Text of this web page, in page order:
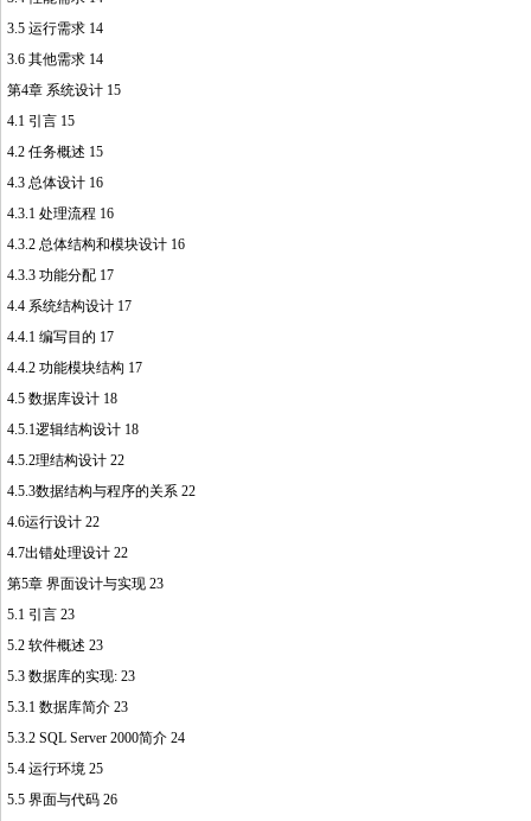
3.5 运行需求 14
3.6 其他需求 14
第4章 系统设计 15
4.1 引言 15
4.2 任务概述 15
4.3 总体设计 16
4.3.1 处理流程 16
4.3.2 总体结构和模块设计 16
4.3.3 功能分配 17
4.4 系统结构设计 17
4.4.1 编写目的 17
4.4.2 功能模块结构 17
4.5 数据库设计 18
4.5.1逻辑结构设计 18
4.5.2理结构设计 22
4.5.3数据结构与程序的关系 22
4.6运行设计 22
4.7出错处理设计 22
第5章 界面设计与实现 23
5.1 引言 23
5.2 软件概述 23
5.3 数据库的实现: 23
5.3.1 数据库简介 23
5.3.2 SQL Server 2000简介 24
5.4 运行环境 25
5.5 界面与代码 26